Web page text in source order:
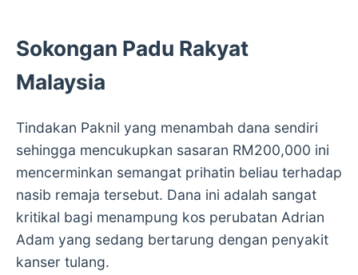
Sokongan Padu Rakyat
Malaysia
Tindakan Paknil yang menambah dana sendiri
sehingga mencukupkan sasaran RM200,000 ini
mencerminkan semangat prihatin beliau terhadap
nasib remaja tersebut. Dana ini adalah sangat
kritikal bagi menampung kos perubatan Adrian
Adam yang sedang bertarung dengan penyakit
kanser tulang.